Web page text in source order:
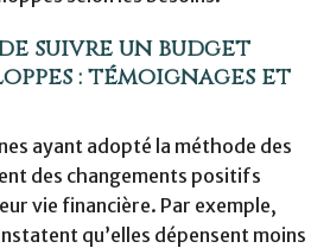
suivre un budget
: témoignages et
ayant adopté la méthode des
des changements positifs
vie financière. Par exemple,
qu’elles dépensent moins